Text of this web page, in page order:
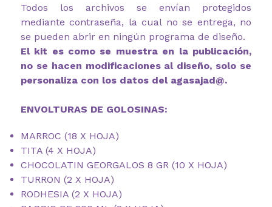
Todos los archivos se envían protegidos
mediante contraseña, la cual no se entrega, no
se pueden abrir en ningún programa de diseño.
El kit es como se muestra en la publicación,
no se hacen modificaciones al diseño, solo se
personaliza con los datos del agasajad@.
ENVOLTURAS DE GOLOSINAS:
MARROC (18 X HOJA)
TITA (4 X HOJA)
CHOCOLATIN GEORGALOS 8 GR (10 X HOJA)
TURRON (2 X HOJA)
RODHESIA (2 X HOJA)